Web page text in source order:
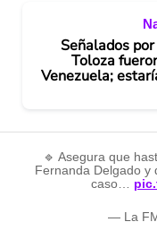
Señalados
Toloza
Venezuela;
🔹 Asegura que
Fernanda Delgado y
caso…
— La